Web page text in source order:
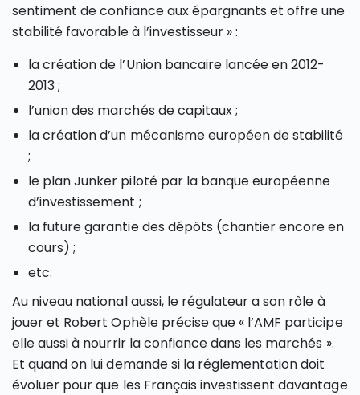
sentiment de confiance aux épargnants et offre une
stabilité favorable à l’investisseur » :
la création de l’Union bancaire lancée en 2012-
2013 ;
l’union des marchés de capitaux ;
la création d’un mécanisme européen de stabilité
;
le plan Junker piloté par la banque européenne
d’investissement ;
la future garantie des dépôts (chantier encore en
cours) ;
etc.
Au niveau national aussi, le régulateur a son rôle à
jouer et Robert Ophèle précise que « l’AMF participe
elle aussi à nourrir la confiance dans les marchés ».
Et quand on lui demande si la réglementation doit
évoluer pour que les Français investissent davantage